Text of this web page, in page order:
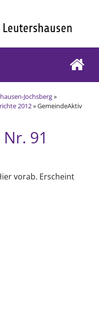
Jochsberg»
2012» GemeindeAktiv
91
vorab. Erscheint